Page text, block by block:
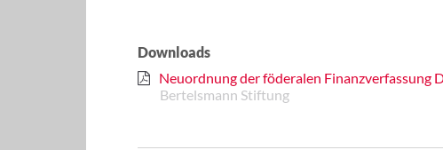
Downloads
Neuordnung der föderalen Finanzverfassung
Bertelsmann Stiftung